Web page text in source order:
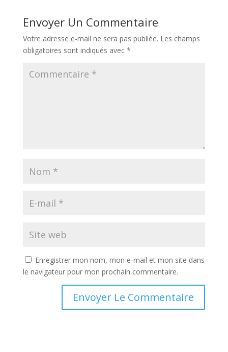
Envoyer Un Commentaire
Votre adresse e-mail ne sera pas publiée. Les champs
obligatoires sont indiqués avec *
Enregistrer mon nom, mon e-mail et mon site dans
le navigateur pour mon prochain commentaire.